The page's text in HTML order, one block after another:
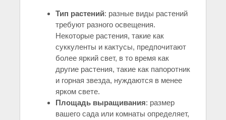
Тип растений: разные виды растений
требуют разного освещения.
Некоторые растения, такие как
суккуленты и кактусы, предпочитают
более яркий свет, в то время как
другие растения, такие как папоротник
и горная звезда, нуждаются в менее
ярком свете.
Площадь выращивания: размер
вашего сада или комнаты определяет,